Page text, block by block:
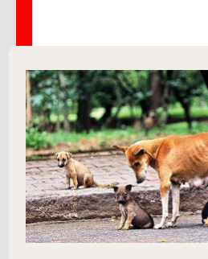
Naam*
E-mail*
Site